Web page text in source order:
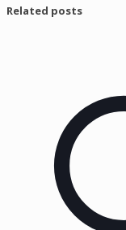
Related posts